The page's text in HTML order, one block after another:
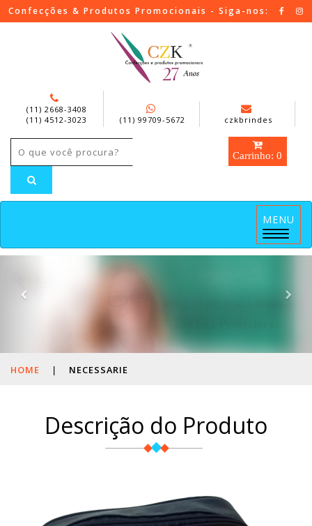
Confecções & Produtos Promocionais - Siga-nos:
(11) 2668-3408
(11) 4512-3023
(11) 99709-5672 czkbrindes
Carrinho: 0
MENU
Menu
HOME | NECESSARIE
Descrição do Produto